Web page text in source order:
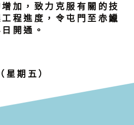
加，致力克服有關的技
程進度，令屯門至赤鱲
開通。
期五）